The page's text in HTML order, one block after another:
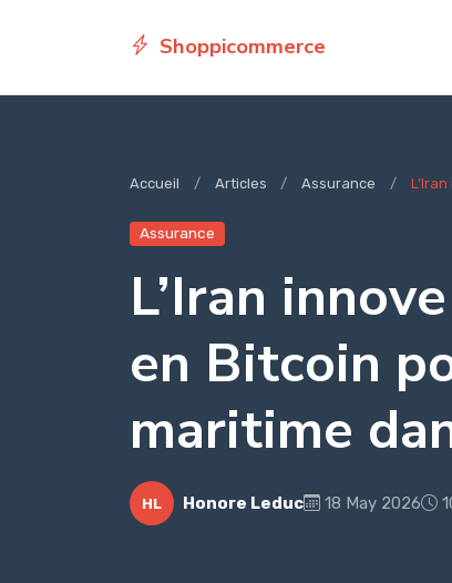
Shoppicommerce
Accueil Articles Assurance
Assurance
L’Iran
en Bitcoin
maritime
HL Honore Leduc 18 May 2026